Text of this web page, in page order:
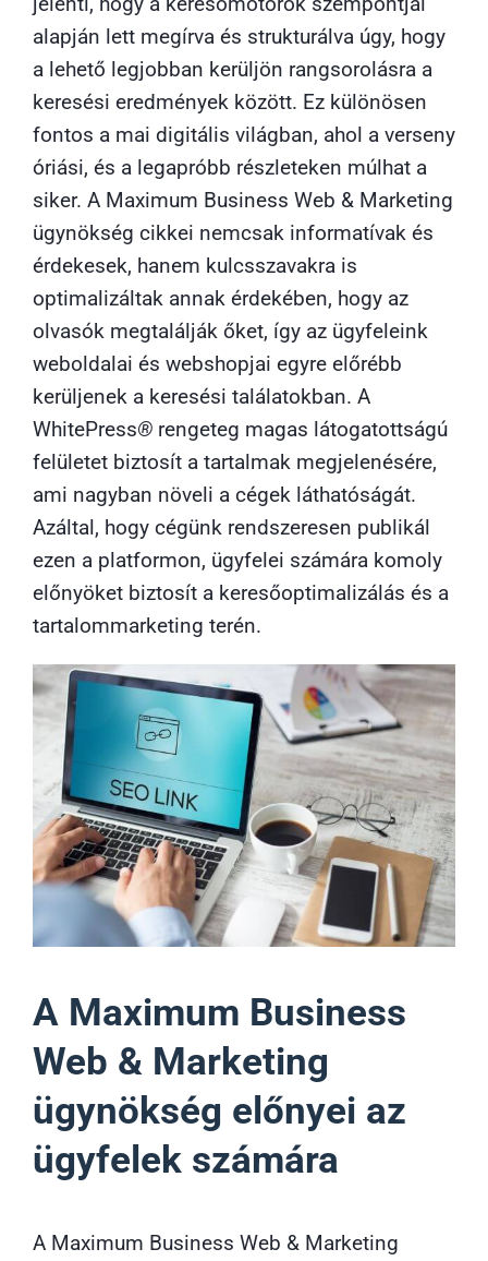
alapján lett megírva és strukturálva úgy, hogy
a lehető legjobban kerüljön rangsorolásra a
keresési eredmények között. Ez különösen
fontos a mai digitális világban, ahol a verseny
óriási, és a legapróbb részleteken múlhat a
siker. A Maximum Business Web & Marketing
ügynökség cikkei nemcsak informatívak és
érdekesek, hanem kulcsszavakra is
optimalizáltak annak érdekében, hogy az
olvasók megtalálják őket, így az ügyfeleink
weboldalai és webshopjai egyre előrébb
kerüljenek a keresési találatokban. A
WhitePress® rengeteg magas látogatottságú
felületet biztosít a tartalmak megjelenésére,
ami nagyban növeli a cégek láthatóságát.
Azáltal, hogy cégünk rendszeresen publikál
ezen a platformon, ügyfelei számára komoly
előnyöket biztosít a keresőoptimalizálás és a
tartalommarketing terén.
A Maximum Business
Web & Marketing
ügynökség előnyei az
ügyfelek számára
A Maximum Business Web & Marketing